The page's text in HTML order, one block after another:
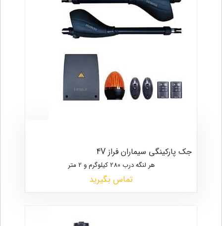
جک پارکینگی سیماران فراز 4V
هر لنگه درب 280 کیلوگرم و 2 متر
تماس بگیرید